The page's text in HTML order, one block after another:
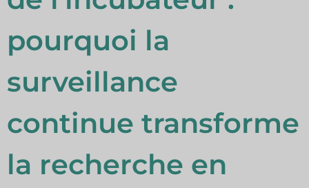
pourquoi la
surveillance
continue transforme
la recherche en